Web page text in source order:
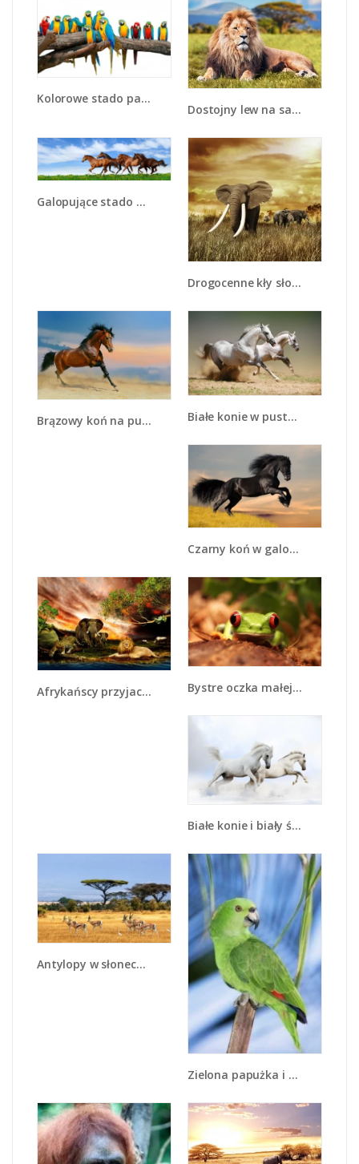
Kolorowe stado papug - Z326
Dostojny lew na sawannie - Z282
Galopujące stado brązowych koni - Z172
Drogocenne kły słonia - Z214
Brązowy koń na pustyni - Z011 Białe konie w pustynnym galopie - Z055
Czarny koń w galopie - Z008
Afrykańscy przyjaciele przy wodopoju - Z271 Bystre oczka małej żabki - Z023
Białe konie i biały śnieg - Z239
Antylopy w słonecznej afryce - Z003
Zielona papużka i turkus - Z092